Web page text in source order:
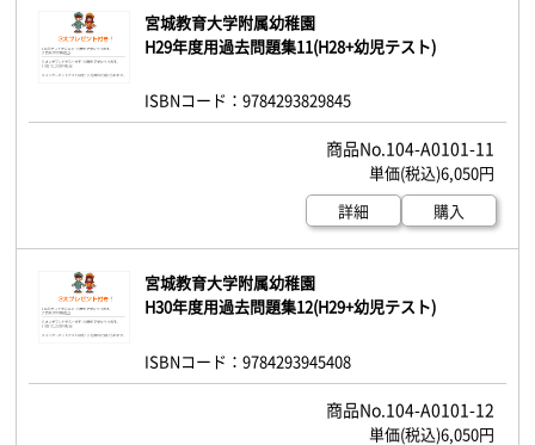
宮城教育大学附属幼稚園
H29年度用過去問題集11(H28+幼児テスト)
ISBNコード：9784293829845
104-A0101-11
6,050円
詳細
購入
宮城教育大学附属幼稚園
H30年度用過去問題集12(H29+幼児テスト)
ISBNコード：9784293945408
104-A0101-12
6,050円